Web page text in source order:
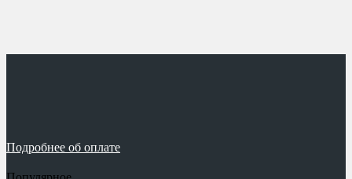
Подробнее об оплате